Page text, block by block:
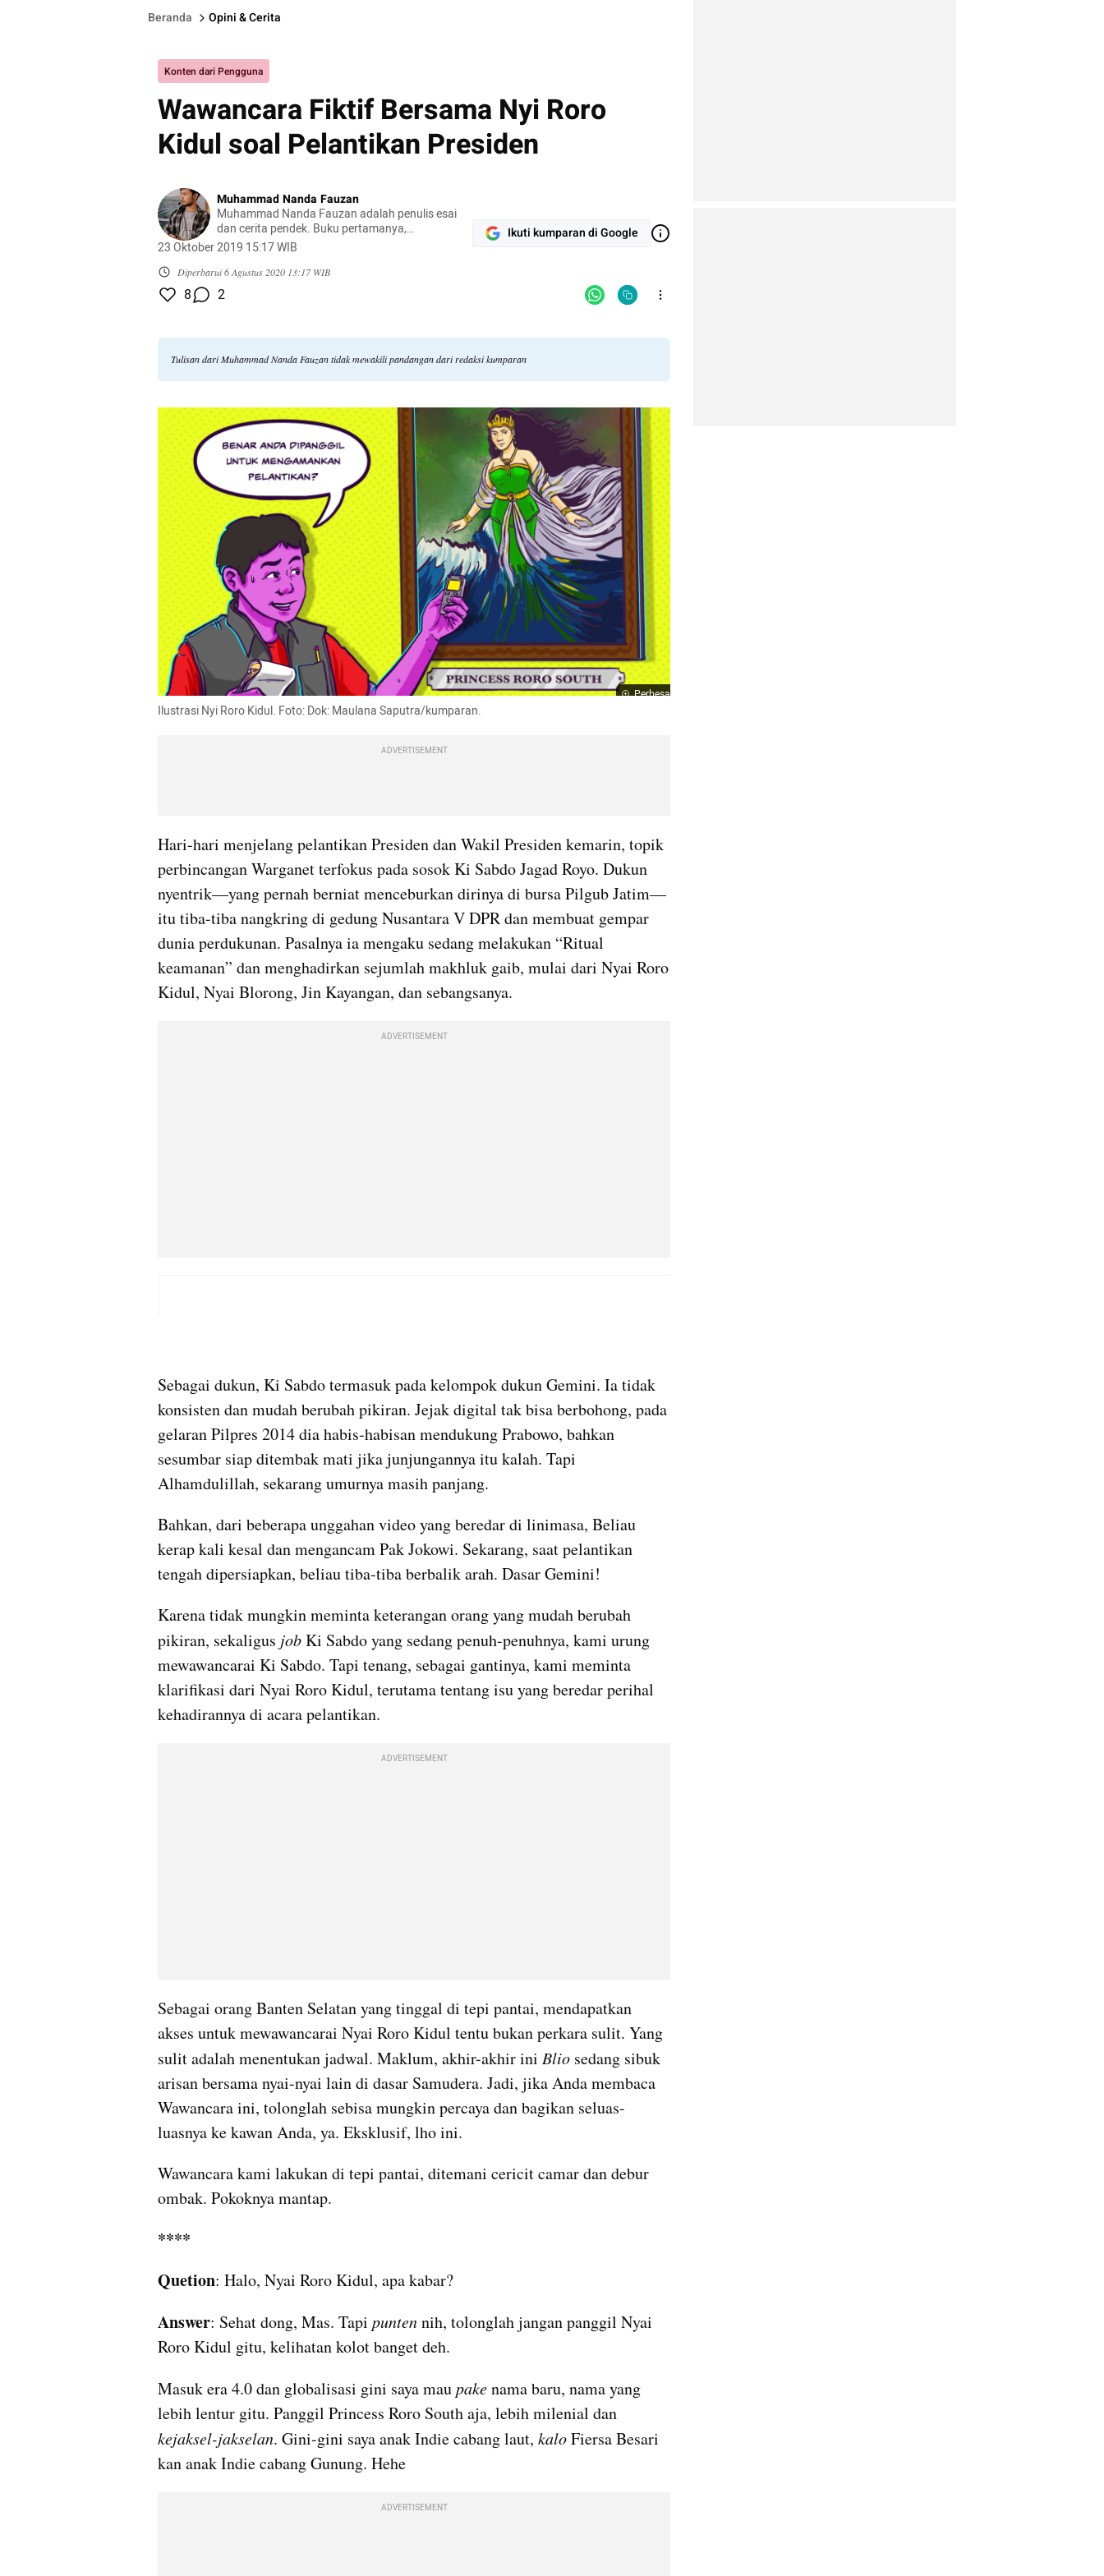
Beranda Opini & Cerita
Konten dari Pengguna
Wawancara Fiktif Bersama Nyi Roro
Kidul soal Pelantikan Presiden
Muhammad Nanda Fauzan
Muhammad Nanda Fauzan adalah penulis esai
dan cerita pendek. Buku pertamanya,
Persembunyian Terakhir Ilyas Hussein (Buku
Ubud Writers and Readers Festival 2022.
23 Oktober 2019 15:17 WIB
Diperbarui6 Agustus 2020 13:17 WIB
Ikuti kumparan di Google
8 2
Tulisan dari Muhammad Nanda Fauzan tidak mewakili pandangan dari redaksi kumparan
Perbesar
Ilustrasi Nyi Roro Kidul. Foto: Dok: Maulana Saputra/kumparan.
ADVERTISEMENT
Hari-hari menjelang pelantikan Presiden dan Wakil Presiden kemarin, topik
perbincangan Warganet terfokus pada sosok Ki Sabdo Jagad Royo. Dukun
nyentrik—yang pernah berniat menceburkan dirinya di bursa Pilgub Jatim—
itu tiba-tiba nangkring di gedung Nusantara V DPR dan membuat gempar
dunia perdukunan. Pasalnya ia mengaku sedang melakukan “Ritual
keamanan” dan menghadirkan sejumlah makhluk gaib, mulai dari Nyai Roro
Kidul, Nyai Blorong, Jin Kayangan, dan sebangsanya.
ADVERTISEMENT
Sebagai dukun, Ki Sabdo termasuk pada kelompok dukun Gemini. Ia tidak
konsisten dan mudah berubah pikiran. Jejak digital tak bisa berbohong, pada
gelaran Pilpres 2014 dia habis-habisan mendukung Prabowo, bahkan
sesumbar siap ditembak mati jika junjungannya itu kalah. Tapi
Alhamdulillah, sekarang umurnya masih panjang.
Bahkan, dari beberapa unggahan video yang beredar di linimasa, Beliau
kerap kali kesal dan mengancam Pak Jokowi. Sekarang, saat pelantikan
tengah dipersiapkan, beliau tiba-tiba berbalik arah. Dasar Gemini!
Karena tidak mungkin meminta keterangan orang yang mudah berubah
pikiran, sekaligus job Ki Sabdo yang sedang penuh-penuhnya, kami urung
mewawancarai Ki Sabdo. Tapi tenang, sebagai gantinya, kami meminta
klarifikasi dari Nyai Roro Kidul, terutama tentang isu yang beredar perihal
kehadirannya di acara pelantikan.
ADVERTISEMENT
Sebagai orang Banten Selatan yang tinggal di tepi pantai, mendapatkan
akses untuk mewawancarai Nyai Roro Kidul tentu bukan perkara sulit. Yang
sulit adalah menentukan jadwal. Maklum, akhir-akhir ini Blio sedang sibuk
arisan bersama nyai-nyai lain di dasar Samudera. Jadi, jika Anda membaca
Wawancara ini, tolonglah sebisa mungkin percaya dan bagikan seluas-
luasnya ke kawan Anda, ya. Eksklusif, lho ini.
Wawancara kami lakukan di tepi pantai, ditemani cericit camar dan debur
ombak. Pokoknya mantap.
****
Quetion: Halo, Nyai Roro Kidul, apa kabar?
Answer: Sehat dong, Mas. Tapi punten nih, tolonglah jangan panggil Nyai
Roro Kidul gitu, kelihatan kolot banget deh.
Masuk era 4.0 dan globalisasi gini saya mau pake nama baru, nama yang
kejaksel-jakselan. Gini-gini saya anak Indie cabang laut, kalo Fiersa Besari
kan anak Indie cabang Gunung. Hehe
ADVERTISEMENT